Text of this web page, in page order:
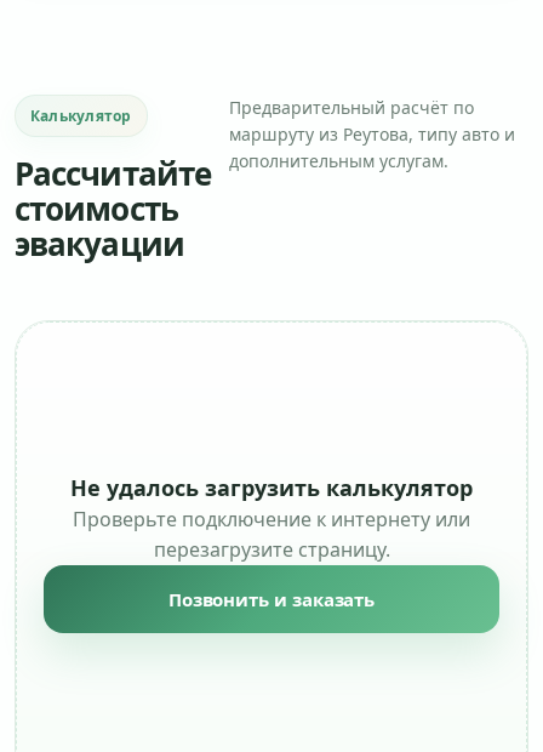
Калькулятор
Рассчитайте
стоимость
эвакуации
Предварительный расчёт по
маршруту из Реутова, типу авто и
дополнительным услугам.
Не удалось загрузить калькулятор
Проверьте подключение к интернету или
перезагрузите страницу.
Позвонить и заказать